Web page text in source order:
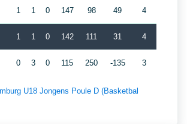
1 1 0 147 98 49 4
1 1 0 142 111 31 4
0 3 0 115 250 -135 3
U18 Jongens Poule D (Basketbal